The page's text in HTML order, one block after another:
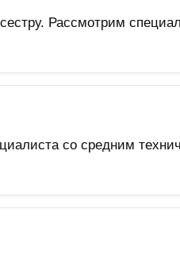
Рассмотрим
со средним